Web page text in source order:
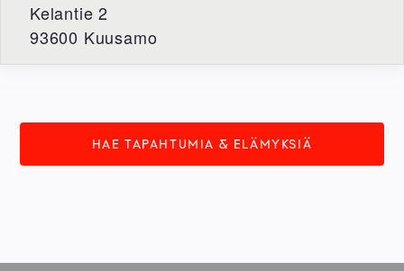
Kelantie 2
93600 Kuusamo
HAE TAPAHTUMIA & ELÄMYKSIÄ